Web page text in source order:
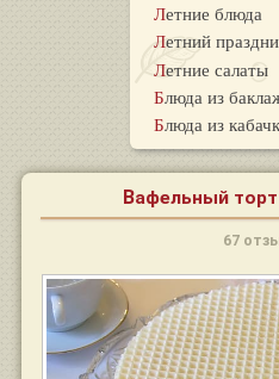
Летние блюда
Летний
Летние салаты
Блюда из
Блюда из
Вафельный
67